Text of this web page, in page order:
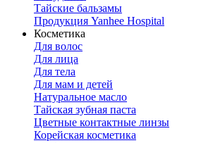
Тайские бальзамы
Продукция Yanhee Hospital
Косметика
Для волос
Для лица
Для тела
Для мам и детей
Натуральное масло
Тайская зубная паста
Цветные контактные линзы
Корейская косметика